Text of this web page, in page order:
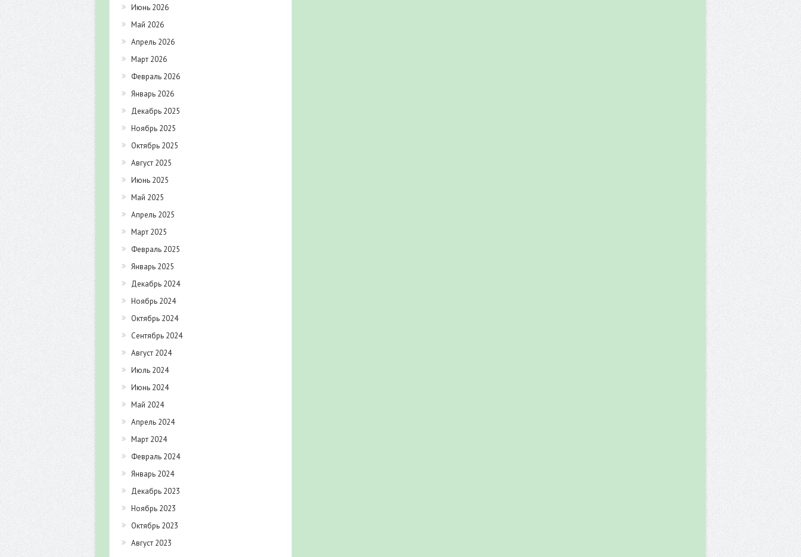
Июнь 2026
Май 2026
Апрель 2026
Март 2026
Февраль 2026
Январь 2026
Декабрь 2025
Ноябрь 2025
Октябрь 2025
Август 2025
Июнь 2025
Май 2025
Апрель 2025
Март 2025
Февраль 2025
Январь 2025
Декабрь 2024
Ноябрь 2024
Октябрь 2024
Сентябрь 2024
Август 2024
Июль 2024
Июнь 2024
Май 2024
Апрель 2024
Март 2024
Февраль 2024
Январь 2024
Декабрь 2023
Ноябрь 2023
Октябрь 2023
Август 2023